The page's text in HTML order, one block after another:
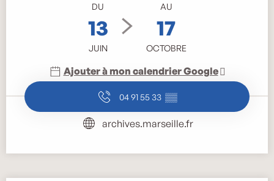
DU
13
JUIN
AU
17
OCTOBRE
Ajouter à mon calendrier Google
04 91 55 33 ▒▒
archives.marseille.fr